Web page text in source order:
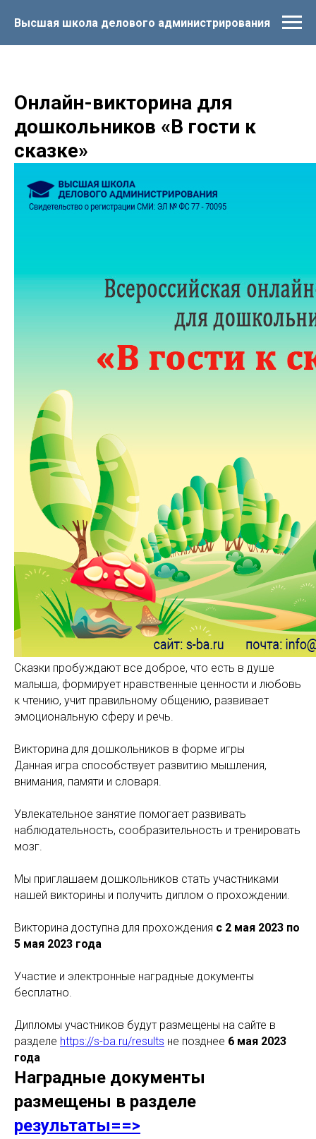
Высшая школа делового администрирования
Онлайн-викторина для
дошкольников «В гости к
сказке»
Сказки пробуждают все доброе, что есть в душе
малыша, формирует нравственные ценности и любовь
к чтению, учит правильному общению, развивает
эмоциональную сферу и речь.
Викторина для дошкольников в форме игры
Данная игра способствует развитию мышления,
внимания, памяти и словаря.
Увлекательное занятие помогает развивать
наблюдательность, сообразительность и тренировать
мозг.
Мы приглашаем дошкольников стать участниками
нашей викторины и получить диплом о прохождении.
Викторина доступна для прохождения с 2 мая 2023 по
5 мая 2023 года
Участие и электронные наградные документы
бесплатно.
Дипломы участников будут размещены на сайте в
разделе https://s-ba.ru/results не позднее 6 мая 2023
года
Наградные документы
размещены в разделе
результаты==>